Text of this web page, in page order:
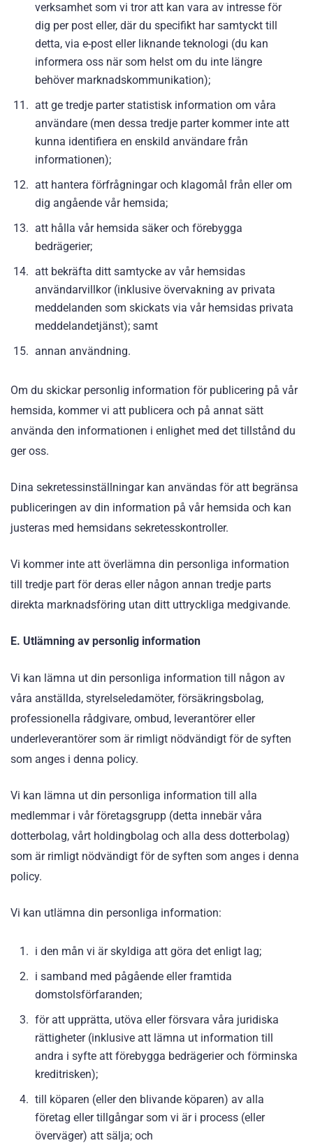
verksamhet som vi tror att kan vara av intresse för
dig per post eller, där du specifikt har samtyckt till
detta, via e-post eller liknande teknologi (du kan
informera oss när som helst om du inte längre
behöver marknadskommunikation);
att ge tredje parter statistisk information om våra
användare (men dessa tredje parter kommer inte att
kunna identifiera en enskild användare från
informationen);
att hantera förfrågningar och klagomål från eller om
dig angående vår hemsida;
att hålla vår hemsida säker och förebygga
bedrägerier;
att bekräfta ditt samtycke av vår hemsidas
användarvillkor (inklusive övervakning av privata
meddelanden som skickats via vår hemsidas privata
meddelandetjänst); samt
annan användning.
Om du skickar personlig information för publicering på vår
hemsida, kommer vi att publicera och på annat sätt
använda den informationen i enlighet med det tillstånd du
ger oss.
Dina sekretessinställningar kan användas för att begränsa
publiceringen av din information på vår hemsida och kan
justeras med hemsidans sekretesskontroller.
Vi kommer inte att överlämna din personliga information
till tredje part för deras eller någon annan tredje parts
direkta marknadsföring utan ditt uttryckliga medgivande.
E. Utlämning av personlig information
Vi kan lämna ut din personliga information till någon av
våra anställda, styrelseledamöter, försäkringsbolag,
professionella rådgivare, ombud, leverantörer eller
underleverantörer som är rimligt nödvändigt för de syften
som anges i denna policy.
Vi kan lämna ut din personliga information till alla
medlemmar i vår företagsgrupp (detta innebär våra
dotterbolag, vårt holdingbolag och alla dess dotterbolag)
som är rimligt nödvändigt för de syften som anges i denna
policy.
Vi kan utlämna din personliga information:
i den mån vi är skyldiga att göra det enligt lag;
i samband med pågående eller framtida
domstolsförfaranden;
för att upprätta, utöva eller försvara våra juridiska
rättigheter (inklusive att lämna ut information till
andra i syfte att förebygga bedrägerier och förminska
kreditrisken);
till köparen (eller den blivande köparen) av alla
företag eller tillgångar som vi är i process (eller
överväger) att sälja; och